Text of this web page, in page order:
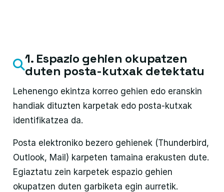
1. Espazio gehien okupatzen
duten posta-kutxak detektatu
Lehenengo ekintza korreo gehien edo eranskin
handiak dituzten karpetak edo posta-kutxak
identifikatzea da.
Posta elektroniko bezero gehienek (Thunderbird,
Outlook, Mail) karpeten tamaina erakusten dute.
Egiaztatu zein karpetek espazio gehien
okupatzen duten garbiketa egin aurretik.